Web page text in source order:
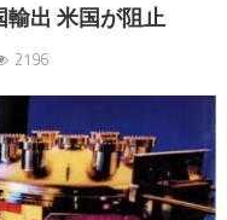
出 米国が阻止
2196